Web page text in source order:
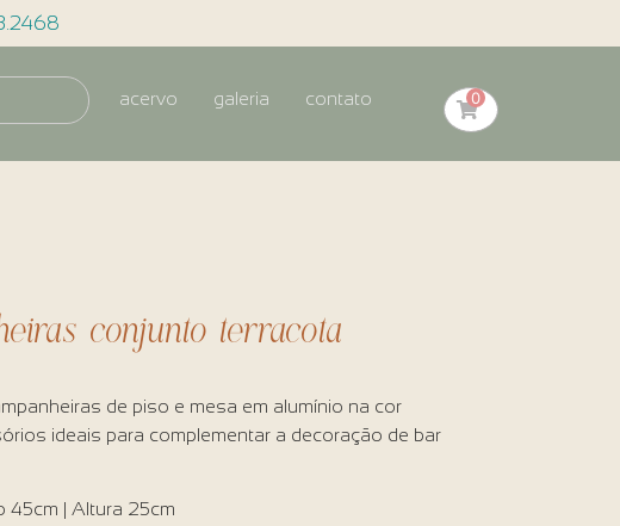
acervo galeria contato 0
conjunto terracota
de piso e mesa em alumínio na cor
ideais para complementar a decoração de bar
45cm | Altura 25cm